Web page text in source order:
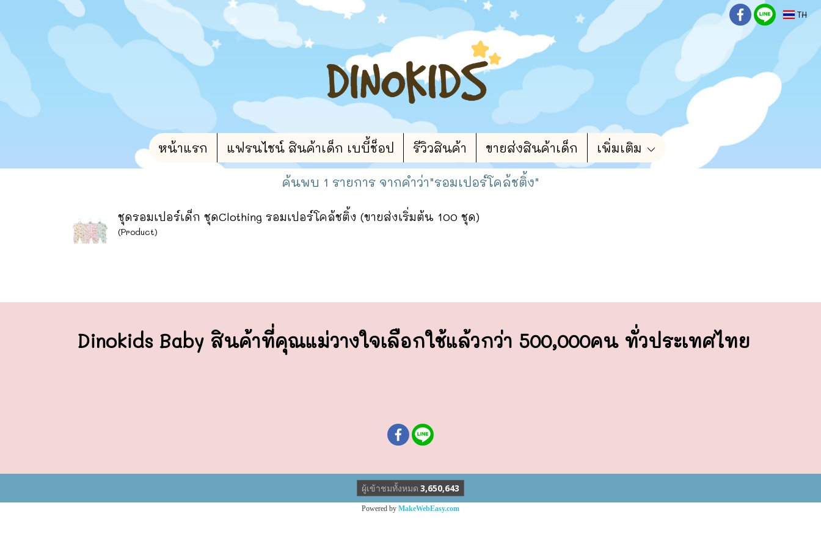
TH
หน้าแรก แฟรนไชน์ สินค้าเด็ก เบบี้ช็อป รีวิวสินค้า ขายส่งสินค้าเด็ก เพิ่มเติม
ค้นพบ 1 รายการ จากคำว่า"รอมเปอร์โคล้ชติ้ง"
ชุดรอมเปอร์เด็ก ชุดClothing รอมเปอร์โคล้ชติ้ง (ขายส่งเริ่มต้น 100 ชุด)
(Product)
Dinokids Baby สินค้าที่คุณแม่วางใจเลือกใช้แล้วกว่า 500,000คน ทั่วประเทศไทย
ผู้เข้าชมวันนี้ 1
Powered by MakeWebEasy.com